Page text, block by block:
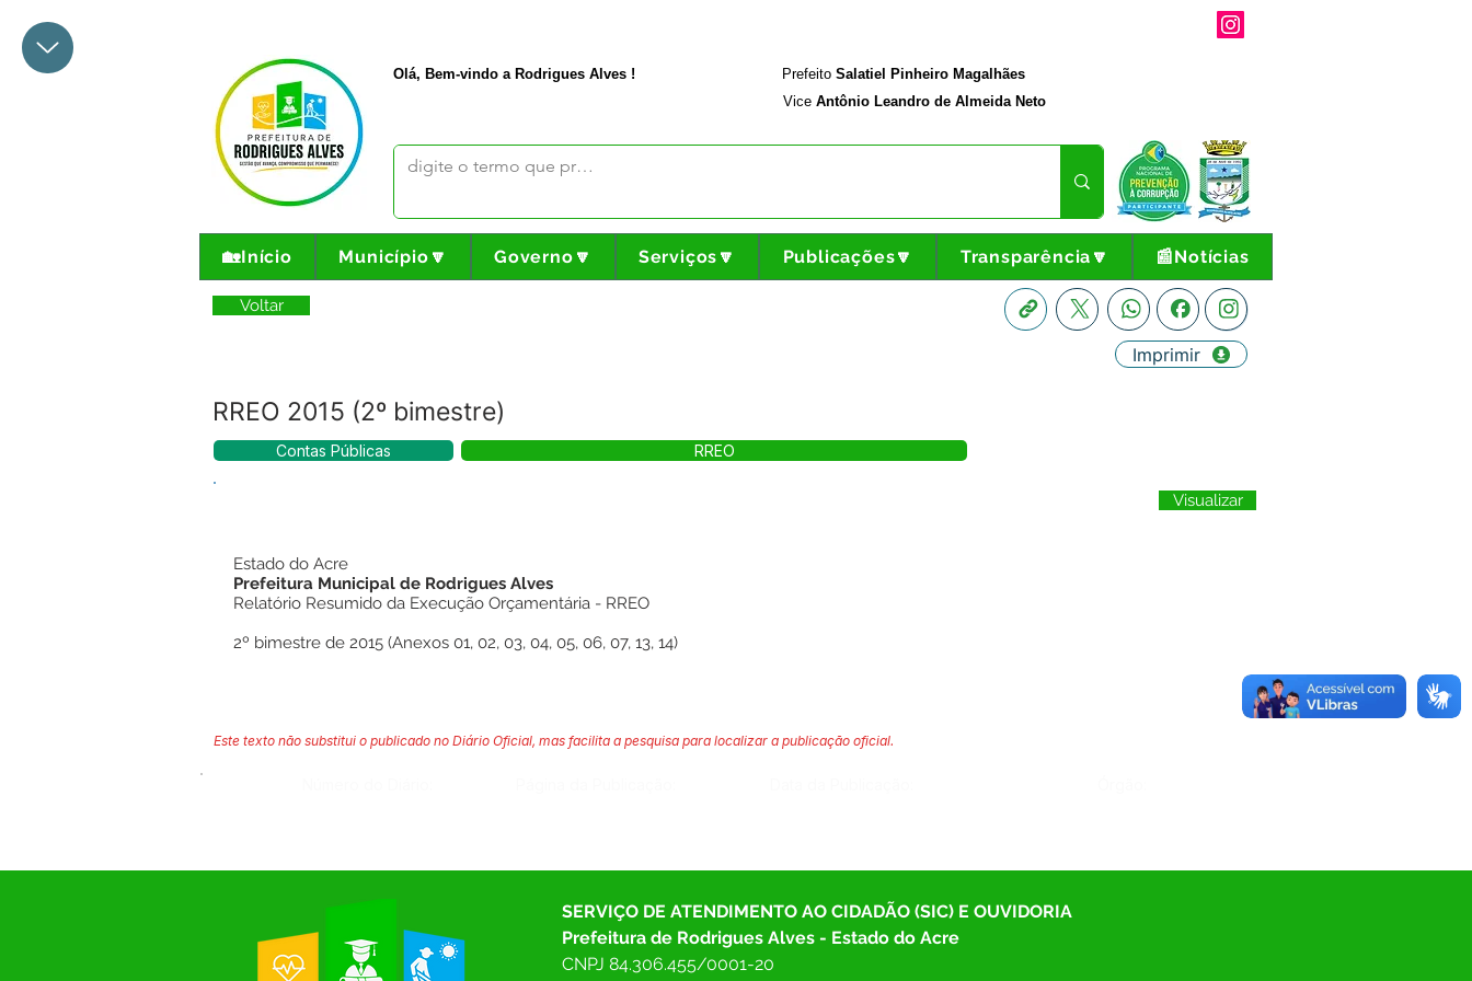
Olá, Bem-vindo a Rodrigues Alves ! Prefeito Salatiel Pinheiro Magalhães
Vice Antônio Leandro de Almeida Neto
🏡Início Município🔽 Governo🔽 Serviços🔽 Publicações🔽 Transparência🔽 📰Notícias
Voltar
RREO 2015 (2º bimestre)
Imprimir
Contas Públicas RREO
Visualizar
Estado do Acre
Prefeitura Municipal de Rodrigues Alves
Relatório Resumido da Execução Orçamentária - RREO
2º bimestre de 2015 (Anexos 01, 02, 03, 04, 05, 06, 07, 13, 14)
Este texto não substitui o publicado no Diário Oficial, mas facilita a pesquisa para localizar a publicação oficial.
SERVIÇO DE ATENDIMENTO AO CIDADÃO (SIC) E OUVIDORIA
Prefeitura de Rodrigues Alves - Estado do Acre
CNPJ 84.306.455/0001-20